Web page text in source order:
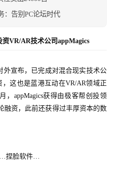
：告别PC论坛时代
VR/AR技术公司appMagics
外宣布，已完成对混合现实技术公
，这也是蓝港互动在VR/AR领域正
，appMagics获得由极客帮创投领
融资，此前还获得过丰厚资本的数
…捏脸软件…